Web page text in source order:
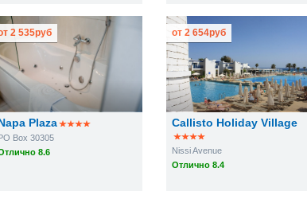
Plaza
Box 30305
8.6
2 535руб
Callisto Holiday Village
Nissi Avenue
Отлично 8.4
от2 654руб